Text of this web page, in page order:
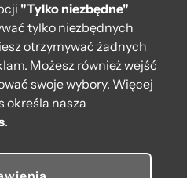
koszyka
"Tylko niezbędne"
tylko niezbędnych
otrzymywać żadnych
Możesz również wejść
swoje wybory. Więcej
określa nasza
.